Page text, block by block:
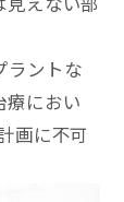
ラントな
療におい
画に不可